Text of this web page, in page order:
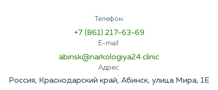
Телефон:
+7 (861) 217-63-69
E-mail:
abinsk@narkologiya24.clinic
Адрес:
Россия, Краснодарский край, Абинск, улица Мира, 1Е